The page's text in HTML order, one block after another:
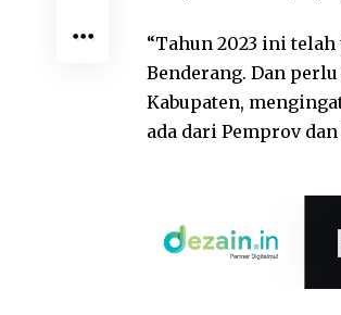
“Tahun 2023 ini
Benderang. Dan
Kabupaten,
ada dari Pemprov dan